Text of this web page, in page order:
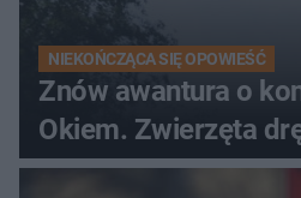
NIEKOŃCZĄCA SIĘ OPOWIEŚĆ
Znów awantura o
Okiem. Zwierzęta